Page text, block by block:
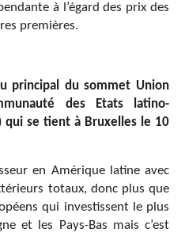
à l’égard des prix des
premières.
principal du sommet Union
des Etats latino-
qui se tient à Bruxelles le 10
en Amérique latine avec
totaux, donc plus que
qui investissent le plus
et les Pays-Bas mais c’est